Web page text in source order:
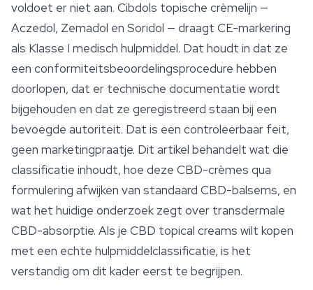
voldoet er niet aan. Cibdols topische crèmelijn —
Aczedol, Zemadol en Soridol — draagt CE-markering
als Klasse I medisch hulpmiddel. Dat houdt in dat ze
een conformiteitsbeoordelingsprocedure hebben
doorlopen, dat er technische documentatie wordt
bijgehouden en dat ze geregistreerd staan bij een
bevoegde autoriteit. Dat is een controleerbaar feit,
geen marketingpraatje. Dit artikel behandelt wat die
classificatie inhoudt, hoe deze CBD-crèmes qua
formulering afwijken van standaard CBD-balsems, en
wat het huidige onderzoek zegt over transdermale
CBD-absorptie. Als je CBD topical creams wilt kopen
met een echte hulpmiddelclassificatie, is het
verstandig om dit kader eerst te begrijpen.